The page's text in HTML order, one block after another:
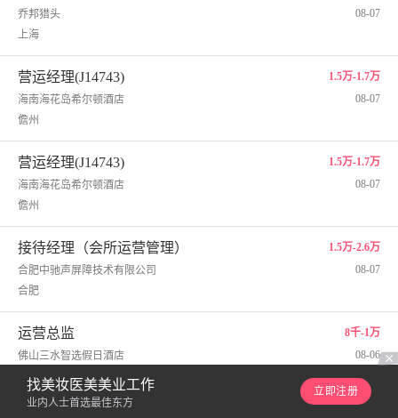
乔邦猎头
08-07
上海
营运经理(J14743)
1.5万-1.7万
海南海花岛希尔顿酒店
08-07
儋州
营运经理(J14743)
1.5万-1.7万
海南海花岛希尔顿酒店
08-07
儋州
接待经理（会所运营管理）
1.5万-2.6万
合肥中驰声屏障技术有限公司
08-07
合肥
运营总监
8千-1万
佛山三水智选假日酒店
08-06
佛山
找美妆医美美业工作
业内人士首选最佳东方
立即注册